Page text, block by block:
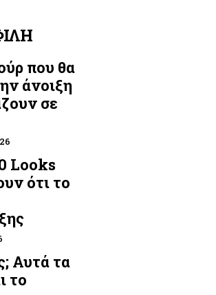
που θα
άνοιξη
σε
Looks
ότι το
Αυτά τα
το